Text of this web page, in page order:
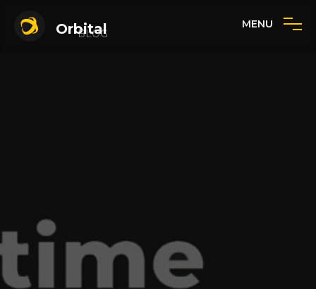
Orbital
BLOG
MENU